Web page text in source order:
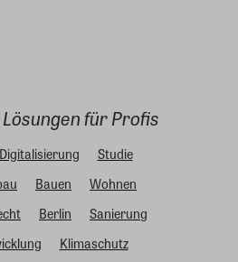
für Profis
Digitalisierung
Studie
Bauen
Wohnen
Berlin
Sanierung
Klimaschutz